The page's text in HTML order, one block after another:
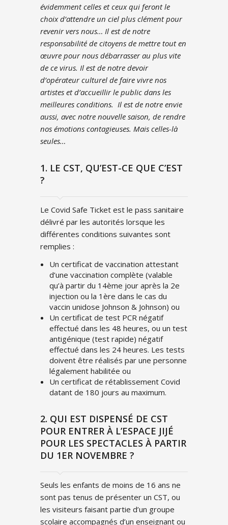
évidemment celles et ceux qui feront le
choix d’attendre un ciel plus clément pour
revenir vers nous… Il est de notre
responsabilité de citoyens de mettre tout en
œuvre pour nous débarrasser au plus vite
de ce virus. Il est de notre devoir
d’opérateur culturel de faire vivre nos
artistes et d’accueillir le public dans les
meilleures conditions. Il est de notre envie
aussi, avec notre nouvelle saison, de rendre
nos émotions contagieuses. Mais celles-là
seules…
1. LE CST, QU’EST-CE QUE C’EST
?
Le Covid Safe Ticket est le pass sanitaire
délivré par les autorités lorsque les
différentes conditions suivantes sont
remplies :
Un certificat de vaccination attestant
d’une vaccination complète (valable
qu’à partir du 14ème jour après la 2e
injection ou la 1ère dans le cas du
vaccin unidose Johnson & Johnson) ou
Un certificat de test PCR négatif
effectué dans les 48 heures, ou un test
antigénique (test rapide) négatif
effectué dans les 24 heures. Les tests
doivent être réalisés par une personne
légalement habilitée ou
Un certificat de rétablissement Covid
datant de 180 jours au maximum.
2. QUI EST DISPENSÉ DE CST
POUR ENTRER À L’ESPACE JIJÉ
POUR LES SPECTACLES À PARTIR
DU 1ER NOVEMBRE ?
Seuls les enfants de moins de 16 ans ne
sont pas tenus de présenter un CST, ou
les visiteurs faisant partie d’un groupe
scolaire accompagnés d’un enseignant ou